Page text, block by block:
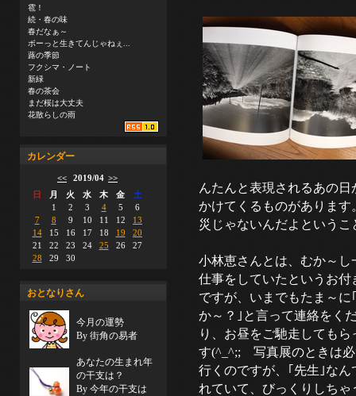
んたんと表現されるあの
かけてくるものがありま
災じゃないんだよというこ
小林恵さんとは、むか～し
仕事をしていたというお付
ですが、いまでもたま～に
か～？｣と言って連絡をく
り、お昼をご馳走してもら
す(^_^;; 写真展のときは
行くのですが、｢先生｣なん
れていて、びっくりしちゃ
雹！
続・春の味
春だなぁ～
ボーっと生きてんじゃねぇ...
蕗の季節
フクシマ・ノート
新緑
春の茶会
まだ桜は大丈夫
花散らしの雨
カレンダー
<< 2019/04 >>
日
月 火 水 木 金
土
1
2 3 4 5
6
7
8 9 10 11 12
13
14
15 16 17 18 19
20
21
22 23 24 25 26
27
28
29 30
おとなりさん
今月の運勢
By 街角の易者
あなたの生まれ年
の干支は？
By 今年の干支は